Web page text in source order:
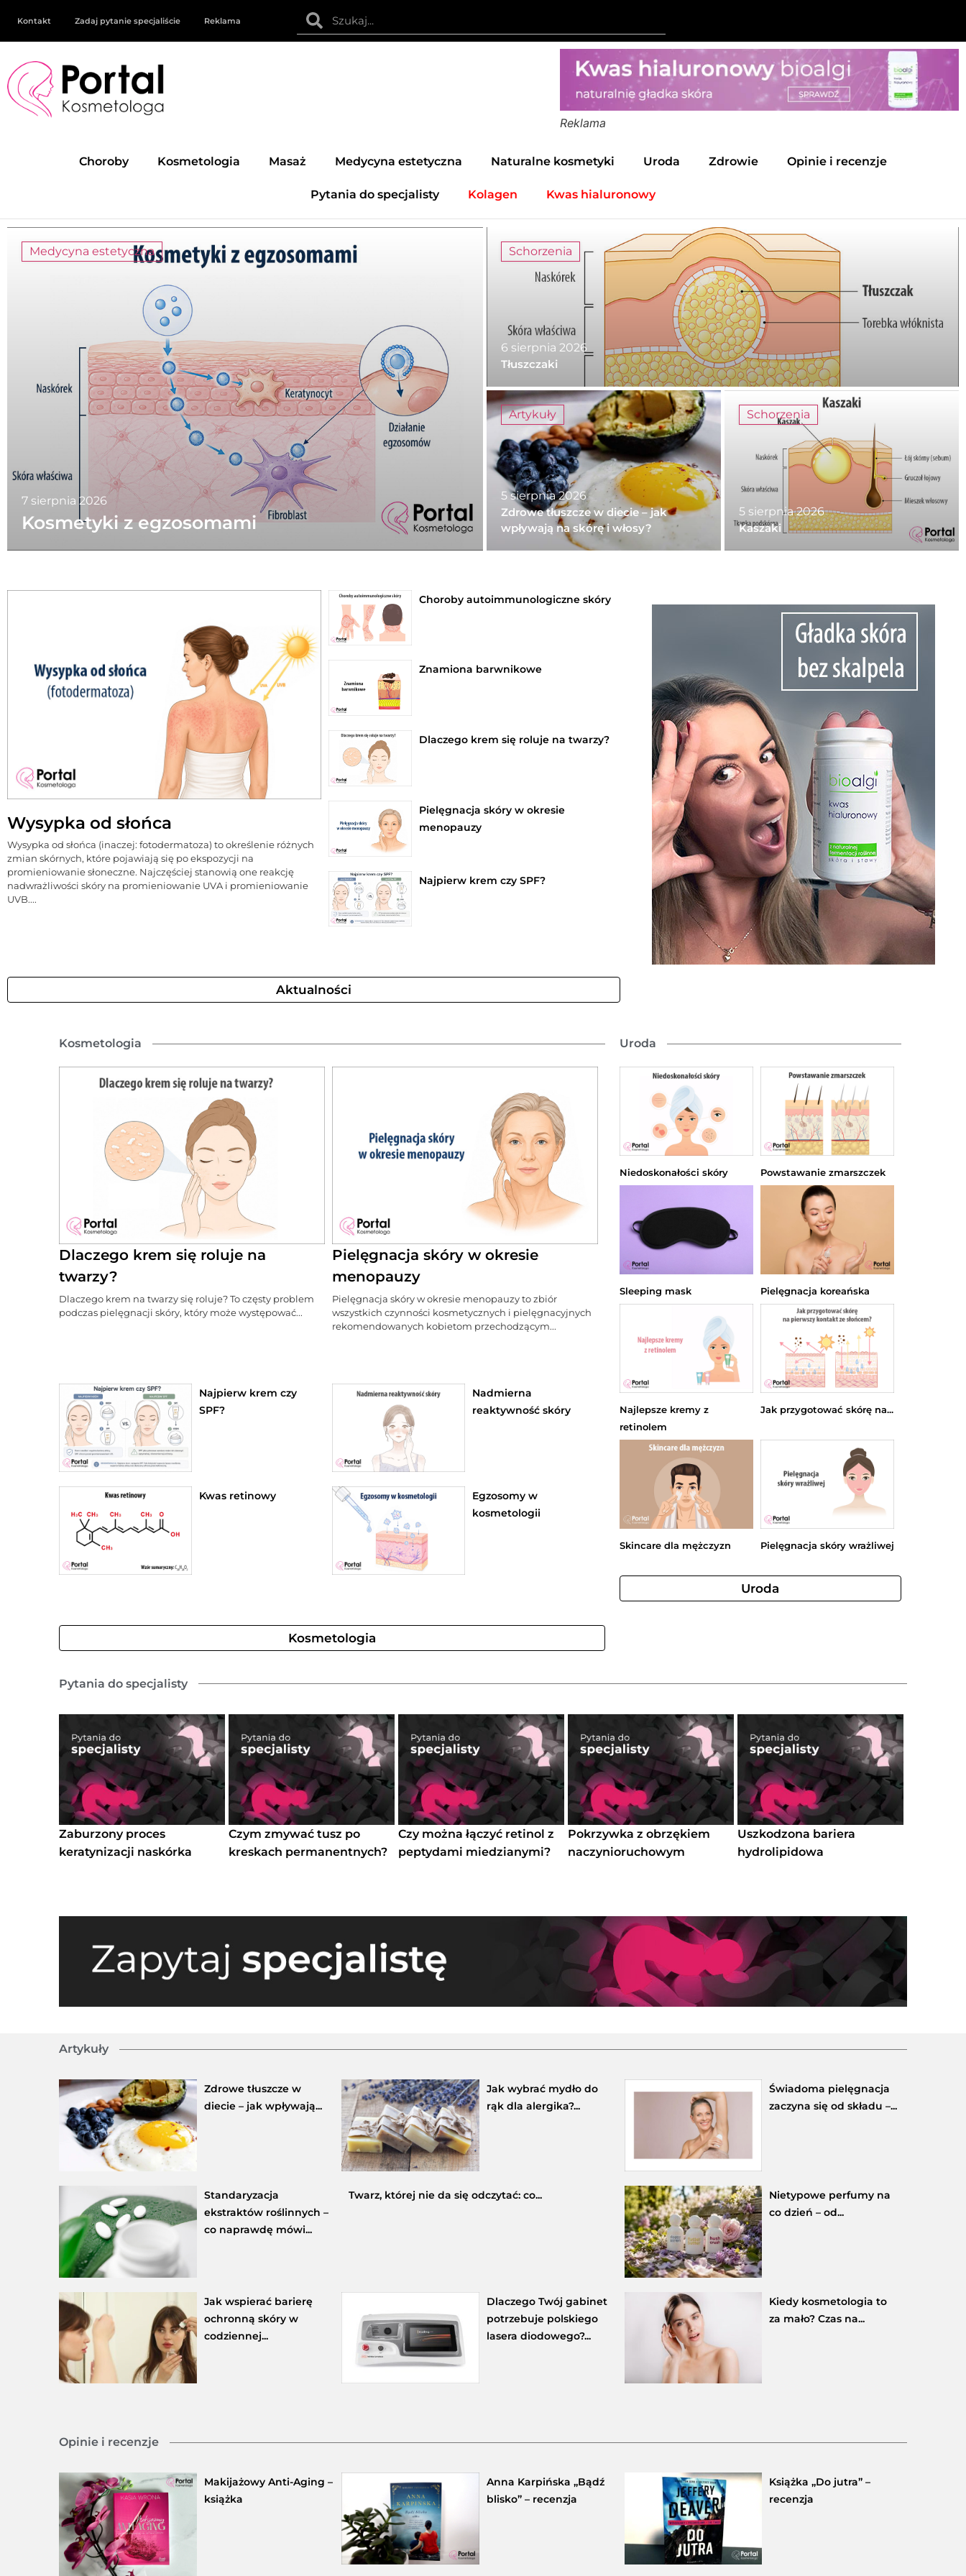
Kontakt Zadaj pytanie specjaliście Reklama
Reklama
Choroby Kosmetologia Masaż Medycyna estetyczna Naturalne kosmetyki Uroda Zdrowie Opinie i recenzje
Pytania do specjalisty Kolagen Kwas hialuronowy
Medycyna estetyczna
7 sierpnia 2026
Kosmetyki z egzosomami
Schorzenia
6 sierpnia 2026
Tłuszczaki
Artykuły
5 sierpnia 2026
Zdrowe tłuszcze w diecie – jak
wpływają na skórę i włosy?
Schorzenia
5 sierpnia 2026
Kaszaki
Wysypka od słońca
Wysypka od słońca (inaczej: fotodermatoza) to określenie różnych
zmian skórnych, które pojawiają się po ekspozycji na
promieniowanie słoneczne. Najczęściej stanowią one reakcję
nadwrażliwości skóry na promieniowanie UVA i promieniowanie
UVB....
Choroby autoimmunologiczne skóry
Znamiona barwnikowe
Dlaczego krem się roluje na twarzy?
Pielęgnacja skóry w okresie
menopauzy
Najpierw krem czy SPF?
Aktualności
Kosmetologia
Dlaczego krem się roluje na
twarzy?
Dlaczego krem na twarzy się roluje? To częsty problem
podczas pielęgnacji skóry, który może występować...
Pielęgnacja skóry w okresie
menopauzy
Pielęgnacja skóry w okresie menopauzy to zbiór
wszystkich czynności kosmetycznych i pielęgnacyjnych
rekomendowanych kobietom przechodzącym...
Najpierw krem czy
SPF?
Nadmierna
reaktywność skóry
Kwas retinowy
Egzosomy w
kosmetologii
Kosmetologia
Uroda
Niedoskonałości skóry Powstawanie zmarszczek
Sleeping mask Pielęgnacja koreańska
Najlepsze kremy z
retinolem
Jak przygotować skórę na...
Skincare dla mężczyzn Pielęgnacja skóry wrażliwej
Uroda
Pytania do specjalisty
Zaburzony proces
keratynizacji naskórka
Czym zmywać tusz po
kreskach permanentnych?
Czy można łączyć retinol z
peptydami miedzianymi?
Pokrzywka z obrzękiem
naczynioruchowym
Uszkodzona bariera
hydrolipidowa
Artykuły
Zdrowe tłuszcze w
diecie – jak wpływają...
Jak wybrać mydło do
rąk dla alergika?...
Świadoma pielęgnacja
zaczyna się od składu –...
Standaryzacja
ekstraktów roślinnych –
co naprawdę mówi...
Twarz, której nie da się odczytać: co...
Nietypowe perfumy na
co dzień – od...
Jak wspierać barierę
ochronną skóry w
codziennej...
Dlaczego Twój gabinet
potrzebuje polskiego
lasera diodowego?...
Kiedy kosmetologia to
za mało? Czas na...
Opinie i recenzje
Makijażowy Anti-Aging –
książka
Anna Karpińska „Bądź
blisko” – recenzja
Książka „Do jutra” –
recenzja